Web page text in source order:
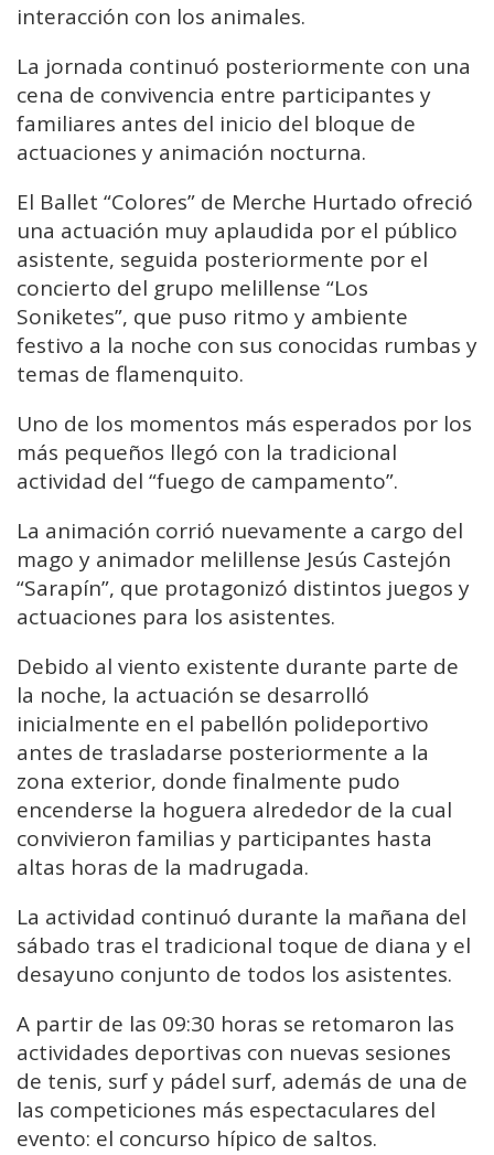
interacción con los animales.
La jornada continuó posteriormente con una
cena de convivencia entre participantes y
familiares antes del inicio del bloque de
actuaciones y animación nocturna.
El Ballet “Colores” de Merche Hurtado ofreció
una actuación muy aplaudida por el público
asistente, seguida posteriormente por el
concierto del grupo melillense “Los
Soniketes”, que puso ritmo y ambiente
festivo a la noche con sus conocidas rumbas y
temas de flamenquito.
Uno de los momentos más esperados por los
más pequeños llegó con la tradicional
actividad del “fuego de campamento”.
La animación corrió nuevamente a cargo del
mago y animador melillense Jesús Castejón
“Sarapín”, que protagonizó distintos juegos y
actuaciones para los asistentes.
Debido al viento existente durante parte de
la noche, la actuación se desarrolló
inicialmente en el pabellón polideportivo
antes de trasladarse posteriormente a la
zona exterior, donde finalmente pudo
encenderse la hoguera alrededor de la cual
convivieron familias y participantes hasta
altas horas de la madrugada.
La actividad continuó durante la mañana del
sábado tras el tradicional toque de diana y el
desayuno conjunto de todos los asistentes.
A partir de las 09:30 horas se retomaron las
actividades deportivas con nuevas sesiones
de tenis, surf y pádel surf, además de una de
las competiciones más espectaculares del
evento: el concurso hípico de saltos.